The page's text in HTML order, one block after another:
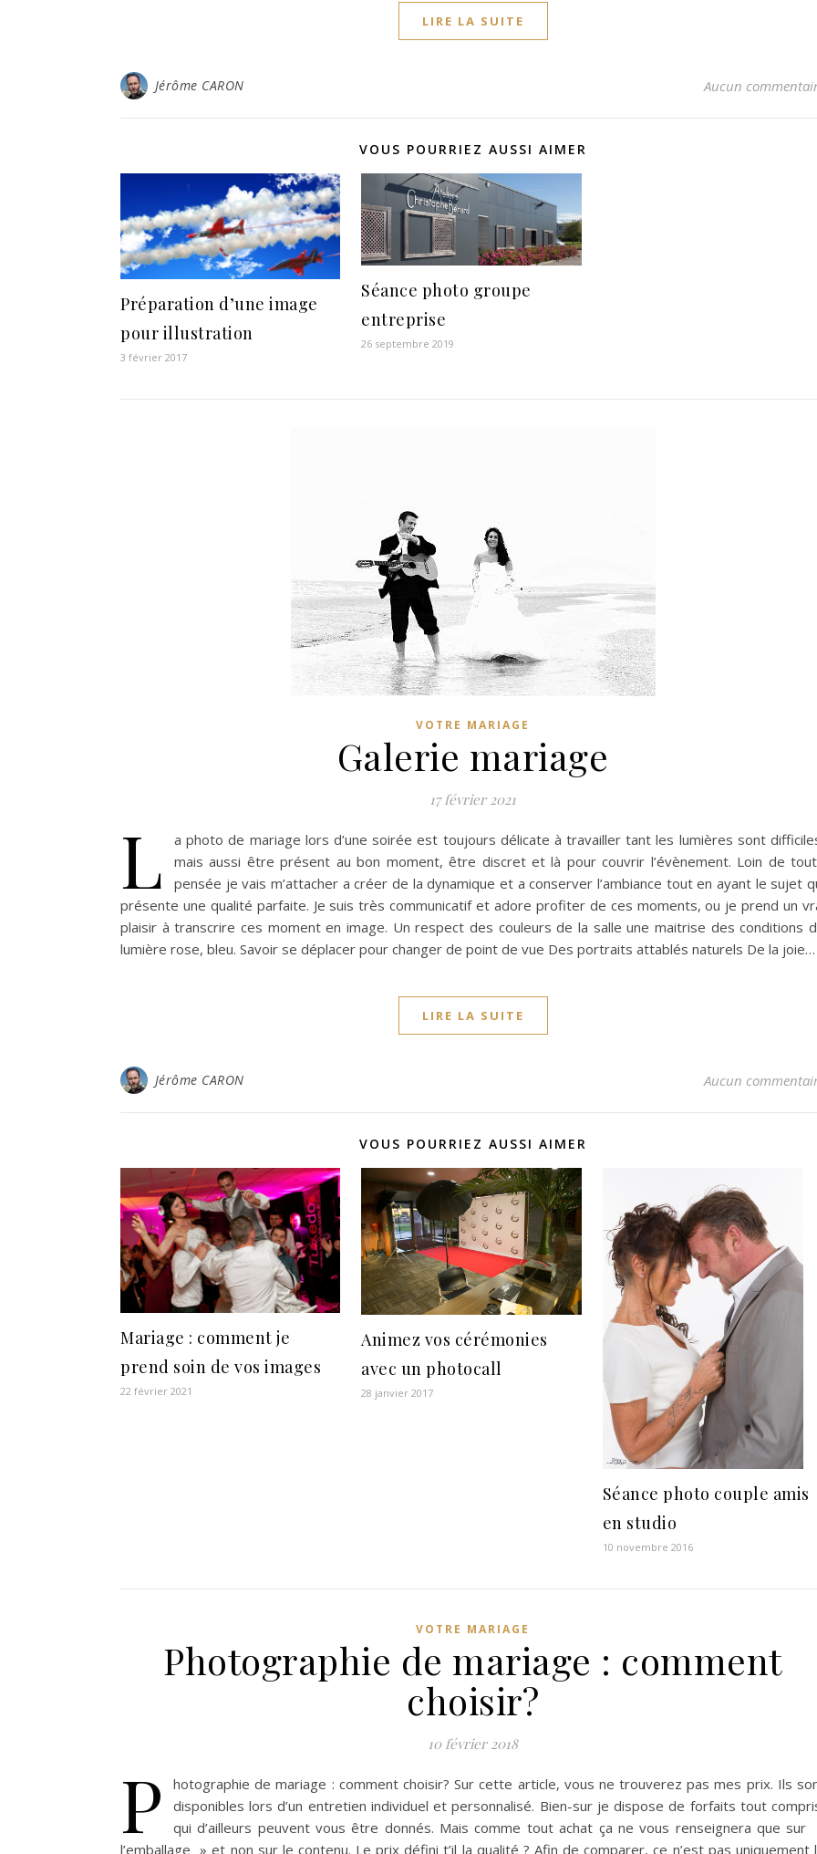
LIRE LA SUITE
Jérôme CARON Aucun
VOUS POURRIEZ AUSSI AIMER
Préparation d’une image
pour illustration
3 février 2017
Séance photo groupe
entreprise
26 septembre 2019
VOTRE MARIAGE
Galerie mariage
17 février 2021
L
a photo de mariage lors d’une soirée est toujours délicate à travailler tant les lumières sont
mais aussi être présent au bon moment, être discret et là pour couvrir l’évènement. Loin de
pensée je vais m’attacher a créer de la dynamique et a conserver l’ambiance tout en ayant le sujet
présente une qualité parfaite. Je suis très communicatif et adore profiter de ces moments, ou je prend un
plaisir à transcrire ces moment en image. Un respect des couleurs de la salle une maitrise des conditions
lumière rose, bleu. Savoir se déplacer pour changer de point de vue Des portraits attablés naturels De la joie…
LIRE LA SUITE
Jérôme CARON Aucun
VOUS POURRIEZ AUSSI AIMER
Mariage : comment je
prend soin de vos images
22 février 2021
Animez vos cérémonies
avec un photocall
28 janvier 2017
Séance photo couple amis
en studio
10 novembre 2016
VOTRE MARIAGE
Photographie de mariage : comment
choisir?
10 février 2018
P
hotographie de mariage : comment choisir? Sur cette article, vous ne trouverez pas mes prix. Ils
disponibles lors d’un entretien individuel et personnalisé. Bien-sur je dispose de forfaits tout
qui d’ailleurs peuvent vous être donnés. Mais comme tout achat ça ne vous renseignera que sur
l’emballage » et non sur le contenu. Le prix défini t’il la qualité ? Afin de comparer, ce n’est pas uniquement